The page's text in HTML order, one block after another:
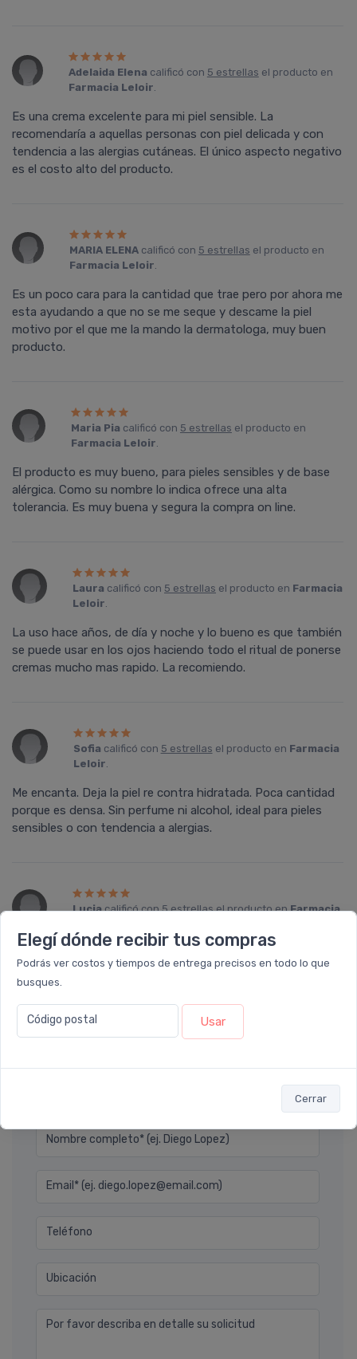
Elegí dónde recibir tus compras
Podrás ver costos y tiempos de entrega precisos en todo lo que
busques.
Código postal Usar
Cerrar
Adelaida Elena calificó con 5 estrellas el producto en
Farmacia Leloir.
Es una crema excelente para mi piel sensible. La
recomendaría a aquellas personas con piel delicada y con
tendencia a las alergias cutáneas. El único aspecto negativo
es el costo alto del producto.
MARIA ELENAcalificó con 5 estrellas el producto en
Farmacia Leloir.
Es un poco cara para la cantidad que trae pero por ahora me
esta ayudando a que no se me seque y descame la piel
motivo por el que me la mando la dermatologa, muy buen
producto.
Maria Pia calificó con 5 estrellas el producto en
Farmacia Leloir.
El producto es muy bueno, para pieles sensibles y de base
alérgica. Como su nombre lo indica ofrece una alta
tolerancia. Es muy buena y segura la compra on line.
Laura calificó con 5 estrellas el producto en Farmacia
Leloir.
La uso hace años, de día y noche y lo bueno es que también
se puede usar en los ojos haciendo todo el ritual de ponerse
cremas mucho mas rapido. La recomiendo.
Sofia calificó con 5 estrellas el producto en Farmacia
Leloir.
Me encanta. Deja la piel re contra hidratada. Poca cantidad
porque es densa. Sin perfume ni alcohol, ideal para pieles
sensibles o con tendencia a alergias.
Luciacalificó con5 estrellasel producto enFarmacia
Me encanta. Tiene una textura liviana que se absorbe muy
rápido y deja muy hidratada mi piel. No es oleosa. Tengo piel
atópica y me aporta una sensación de hidratación,
revitalización, vitalidad.
Nombre completo* (ej. Diego Lopez)
Email* (ej. diego.lopez@email.com)
Teléfono
Ubicación
Por favor describa en detalle su solicitud